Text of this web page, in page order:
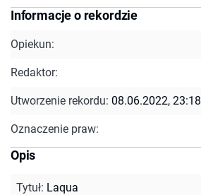
Informacje o rekordzie
Opiekun:
Redaktor:
Utworzenie rekordu: 08.06.2022, 23:18
Oznaczenie praw:
Opis
Tytuł: Laqua